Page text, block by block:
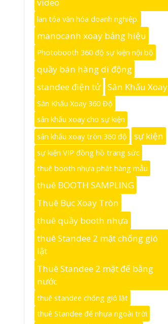
video
lan tỏa văn hóa doanh nghiệp.
manocanh xoay bảng hiệu
Photobooth 360 độ sự kiện nội bộ
quầy bán hàng di động
standee điện tử
Sân Khấu Xoay
Sân Khấu Xoay 360 Độ
sân khấu xoay cho sự kiện
sân khấu xoay tròn 360 độ
sự kiện
sự kiện VIP đồng hồ trang sức
thuê booth nhựa phát hàng mẫu
thuê BOOTH SAMPLING
Thuê Bục Xoay Tròn
thuê quầy booth nhựa
thuê Standee 2 mặt chống gió
lật
Thuê Standee 2 mặt đế bằng
nước
thuê standee chống gió lật
thuê Standee đế nhựa ngoài trời